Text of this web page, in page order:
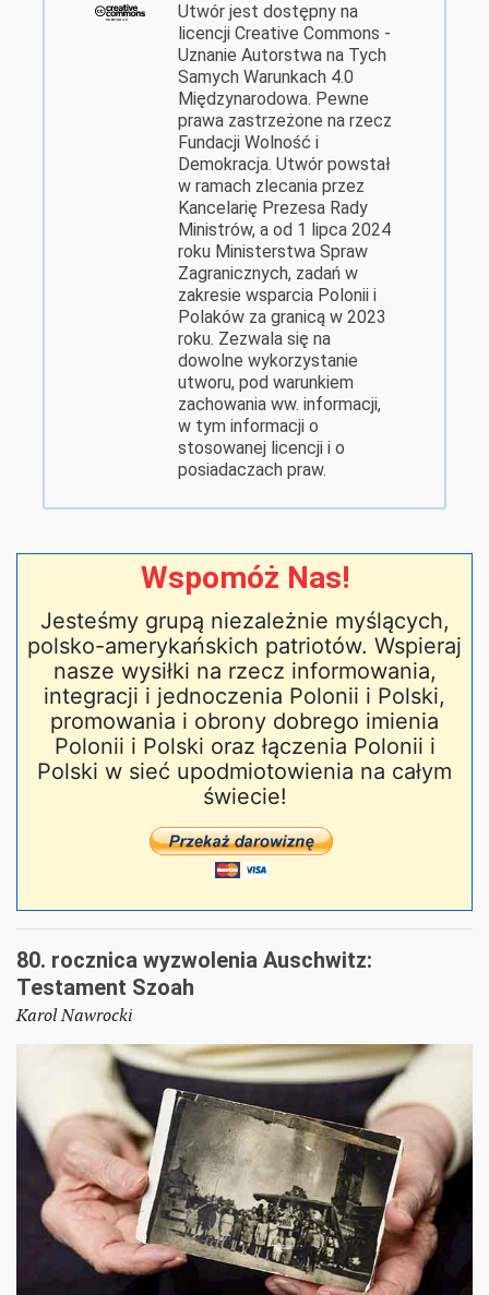
Utwór jest dostępny na
licencji Creative Commons -
Uznanie Autorstwa na Tych
Samych Warunkach 4.0
Międzynarodowa. Pewne
prawa zastrzeżone na rzecz
Fundacji Wolność i
Demokracja. Utwór powstał
w ramach zlecania przez
Kancelarię Prezesa Rady
Ministrów, a od 1 lipca 2024
roku Ministerstwa Spraw
Zagranicznych, zadań w
zakresie wsparcia Polonii i
Polaków za granicą w 2023
roku. Zezwala się na
dowolne wykorzystanie
utworu, pod warunkiem
zachowania ww. informacji,
w tym informacji o
stosowanej licencji i o
posiadaczach praw.
Wspomóż Nas!
Jesteśmy grupą niezależnie myślących,
polsko-amerykańskich patriotów. Wspieraj
nasze wysiłki na rzecz informowania,
integracji i jednoczenia Polonii i Polski,
promowania i obrony dobrego imienia
Polonii i Polski oraz łączenia Polonii i
Polski w sieć upodmiotowienia na całym
świecie!
80. rocznica wyzwolenia Auschwitz:
Testament Szoah
Karol Nawrocki